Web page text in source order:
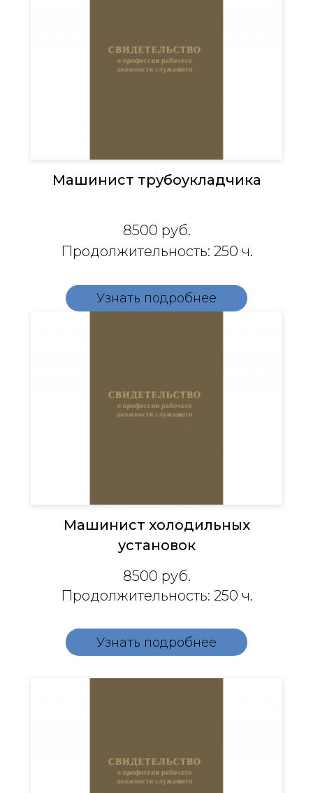
Машинист трубоукладчика
8500 руб.
Продолжительность: 250 ч.
Узнать подробнее
Машинист холодильных
установок
8500 руб.
Продолжительность: 250 ч.
Узнать подробнее